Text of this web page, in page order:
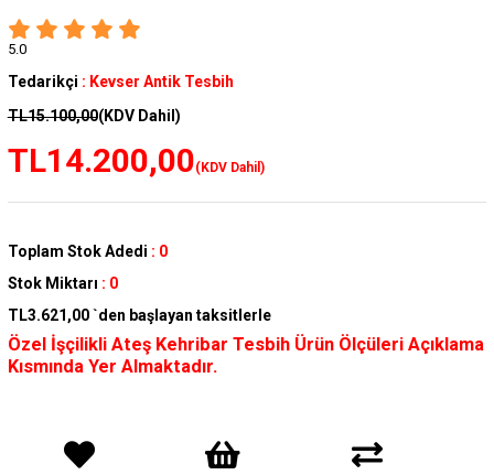
5.0
Tedarikçi : Kevser Antik Tesbih
TL15.100,00(KDV Dahil)
TL14.200,00(KDV Dahil)
Toplam Stok Adedi : 0
Stok Miktarı : 0
TL3.621,00 `den başlayan taksitlerle
Özel İşçilikli Ateş Kehribar Tesbih Ürün Ölçüleri Açıklama
Kısmında Yer Almaktadır.